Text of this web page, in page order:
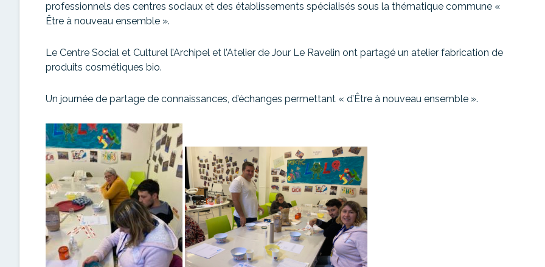
professionnels des centres sociaux et des établissements spécialisés sous la thématique commune «
Être à nouveau ensemble ».
Le Centre Social et Culturel l’Archipel et l’Atelier de Jour Le Ravelin ont partagé un atelier fabrication de
produits cosmétiques bio.
Un journée de partage de connaissances, d’échanges permettant « d’Être à nouveau ensemble ».